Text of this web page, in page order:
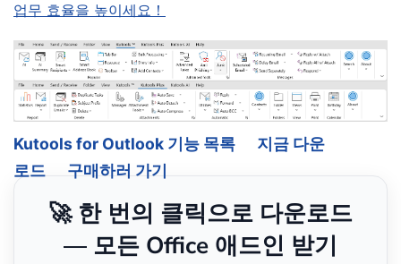
업무 효율을 높이세요！
Kutools for Outlook 기능 목록
지금 다운
로드
구매하러 가기
🚀 한 번의 클릭으로 다운로드
— 모든 Office 애드인 받기